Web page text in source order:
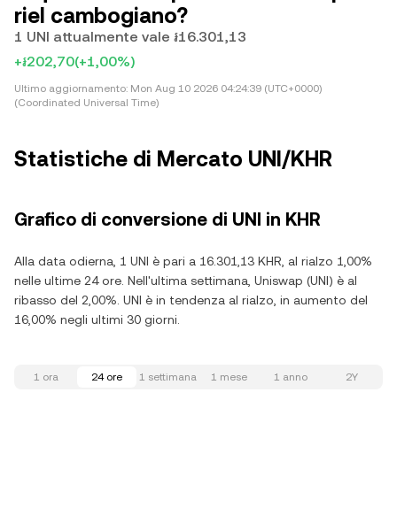
riel cambogiano?
1 UNI attualmente vale ៛16.301,13
+៛202,70(+1,00%)
Ultimo aggiornamento: Mon Aug 10 2026 04:24:39 (UTC+0000)
(Coordinated Universal Time)
Statistiche di Mercato UNI/KHR
Grafico di conversione di UNI in KHR
Alla data odierna, 1 UNI è pari a 16.301,13 KHR, al rialzo 1,00%
nelle ultime 24 ore. Nell'ultima settimana, Uniswap (UNI) è al
ribasso del 2,00%. UNI è in tendenza al rialzo, in aumento del
16,00% negli ultimi 30 giorni.
1 ora 24 ore 1 settimana 1 mese 1 anno 2Y